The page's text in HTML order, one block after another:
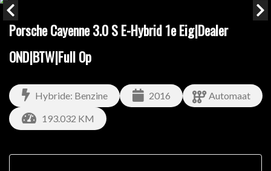
Porsche Cayenne 3.0 S E-Hybrid 1e Eig|Dealer
OND|BTW|Full Op
Hybride: Benzine 2016
Automaat
193.032 KM